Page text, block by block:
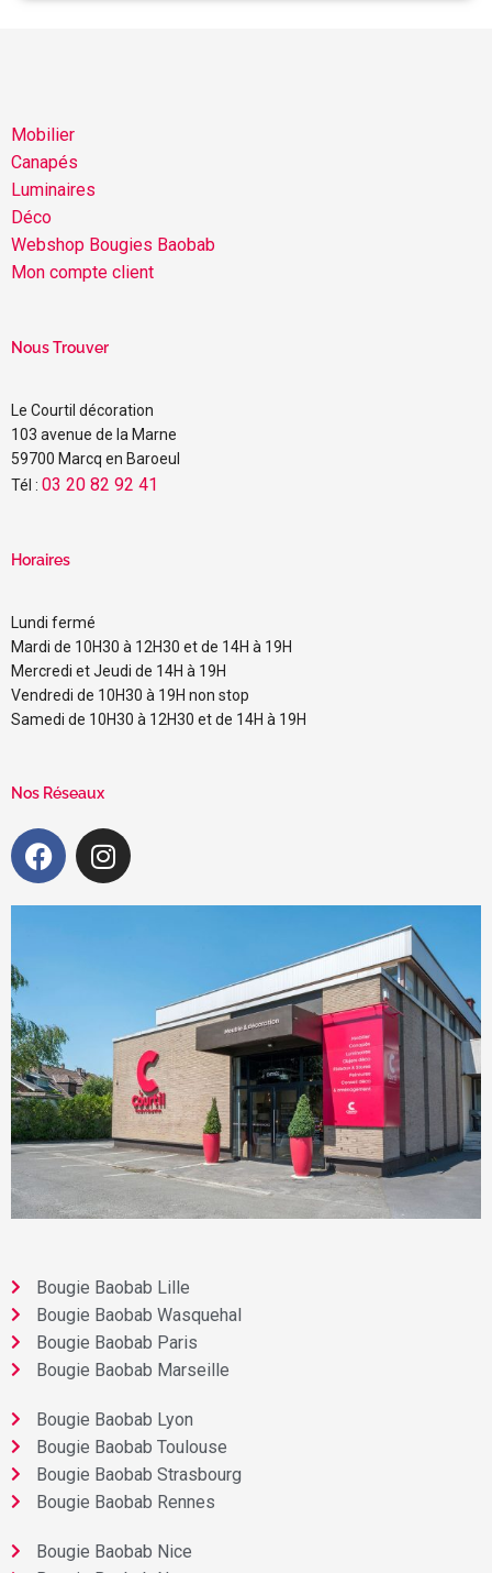
Mobilier
Canapés
Luminaires
Déco
Webshop Bougies Baobab
Mon compte client
Nous Trouver
Le Courtil décoration
103 avenue de la Marne
59700 Marcq en Baroeul
Tél : 03 20 82 92 41
Horaires
Lundi fermé
Mardi de 10H30 à 12H30 et de 14H à 19H
Mercredi et Jeudi de 14H à 19H
Vendredi de 10H30 à 19H non stop
Samedi de 10H30 à 12H30 et de 14H à 19H
Nos Réseaux
Bougie Baobab Lille
Bougie Baobab Wasquehal
Bougie Baobab Paris
Bougie Baobab Marseille
Bougie Baobab Lyon
Bougie Baobab Toulouse
Bougie Baobab Strasbourg
Bougie Baobab Rennes
Bougie Baobab Nice